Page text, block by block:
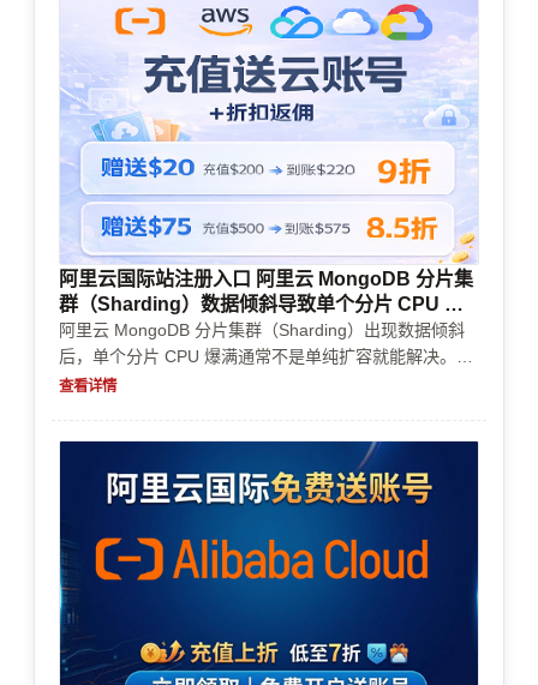
阿里云国际站注册入口 阿里云 MongoDB 分片集
群（Sharding）数据倾斜导致单个分片 CPU 爆
满
阿里云 MongoDB 分片集群（Sharding）出现数据倾斜
后，单个分片 CPU 爆满通常不是单纯扩容就能解决。本
文从排查思路、短期止血、长期改造，到账号购买、实名
你判断该怎么处理、怎么采购、怎么控成本。
查看详情